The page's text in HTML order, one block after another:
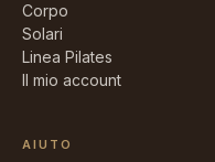
Corpo
Solari
Linea Pilates
Il mio account
AIUTO